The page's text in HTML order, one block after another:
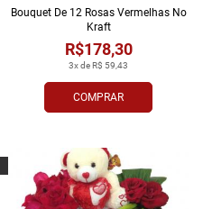
COMPRAR
3x de R$ 59,43
R$178,30
Bouquet De 12 Rosas Vermelhas No
Kraft